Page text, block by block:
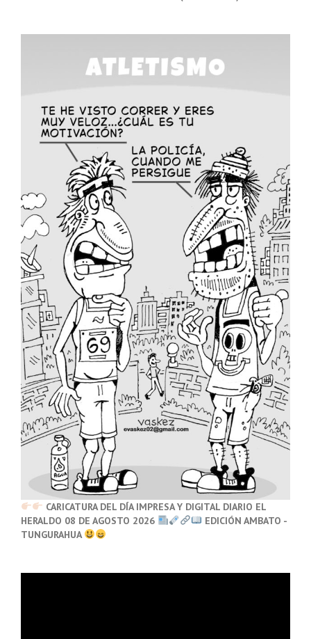
CARICATURA DEL DÍA IMPRESA Y DIGITAL DIARIO EL
HERALDO 08 DE AGOSTO 2026
EDICIÓN AMBATO -
TUNGURAHUA